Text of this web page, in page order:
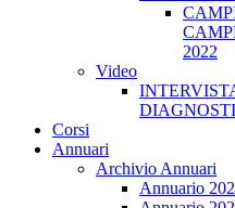
2022
Video
Corsi
Annuari
Archivio Annuari
Annuario